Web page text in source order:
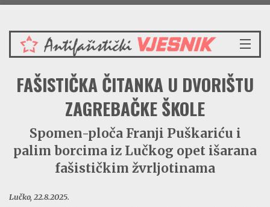
Subota 8.8.2026.
VIJESTI
REDAKCIJSKI KOMENTAR
VJESNIKOV KALENDAR
CRVENI ZABAVNIK
PRENOSIMO
SPOMENICI
NAŠE PJESME
FAŠISTIČKA ČITANKA U DVORIŠTU
ZAGREBAČKE ŠKOLE
Spomen-ploča Franji Puškariću i
palim borcima iz Lučkog opet išarana
fašističkim žvrljotinama
Lučko, 22.8.2025.